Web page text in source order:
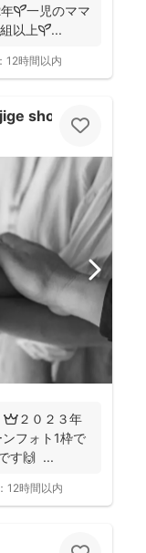
🌱一児のママ
以上🌱...
12時間以内
shohe）
２０２３年
フォト1枠で
す🙌 ...
12時間以内